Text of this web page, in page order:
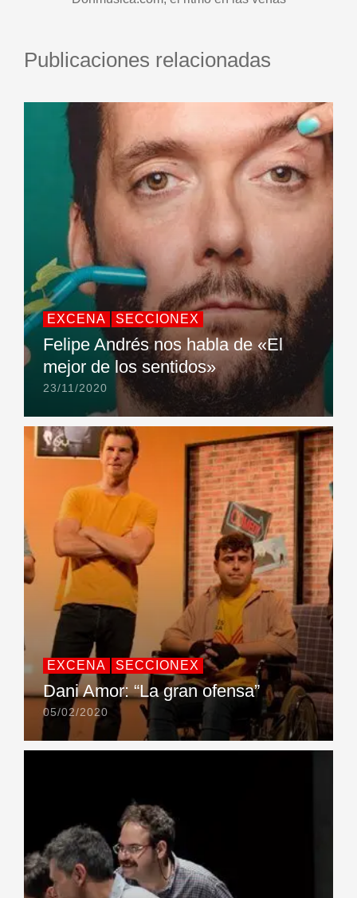
Publicaciones relacionadas
EXCENA SECCIONEX
Felipe Andrés nos habla de «El
mejor de los sentidos»
23/11/2020
EXCENA SECCIONEX
Dani Amor: “La gran ofensa”
05/02/2020